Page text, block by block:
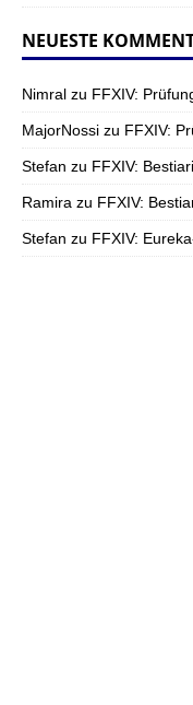
NEUESTE
Nimral zu FFXIV:
MajorNossi zu FFXIV:
Stefan zu FFXIV:
Ramira zu FFXIV:
Stefan zu FFXIV: